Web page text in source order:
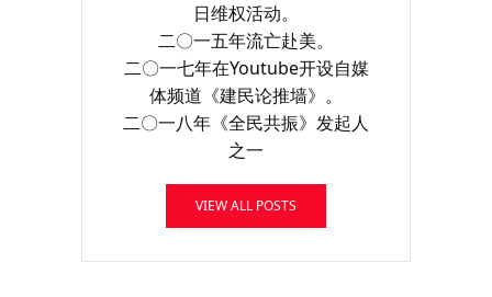
日维权活动。
二〇一五年流亡赴美。
二〇一七年在Youtube开设自媒
体频道《建民论推墙》。
二〇一八年《全民共振》发起人
之一
VIEW ALL POSTS